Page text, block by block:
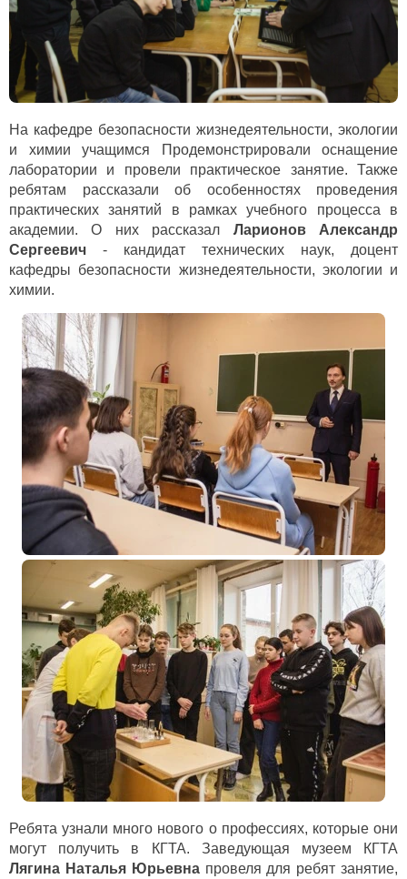
На кафедре безопасности жизнедеятельности, экологии
и химии учащимся Продемонстрировали оснащение
лаборатории и провели практическое занятие. Также
ребятам рассказали об особенностях проведения
практических занятий в рамках учебного процесса в
академии. О них рассказал Ларионов Александр
Сергеевич - кандидат технических наук, доцент
кафедры безопасности жизнедеятельности, экологии и
химии.
Ребята узнали много нового о профессиях, которые они
могут получить в КГТА. Заведующая музеем КГТА
Лягина Наталья Юрьевнапровеля для ребят занятие,